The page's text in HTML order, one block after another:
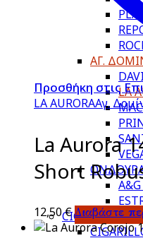
ΑΓ.
LA
CIGARILLOS
Προσθήκη στις
LA AURORAΑγ.
La Aurora
Short
12,50€ Διαβάστε